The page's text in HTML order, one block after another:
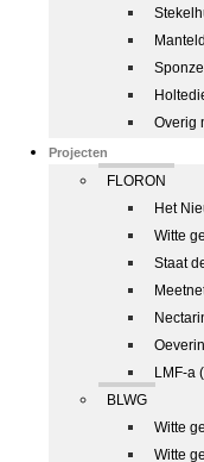
Overig
Projecten
FLORON
Het
Witte
Staat
LMF-a
BLWG
Witte
Witte